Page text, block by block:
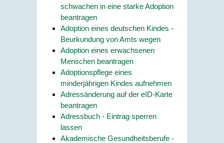
schwachen in eine starke Adoption
beantragen
Adoption eines deutschen Kindes -
Beurkundung von Amts wegen
Adoption eines erwachsenen
Menschen beantragen
Adoptionspflege eines
minderjährigen Kindes aufnehmen
Adressänderung auf der eID-Karte
beantragen
Adressbuch - Eintrag sperren
lassen
Akademische Gesundheitsberufe -